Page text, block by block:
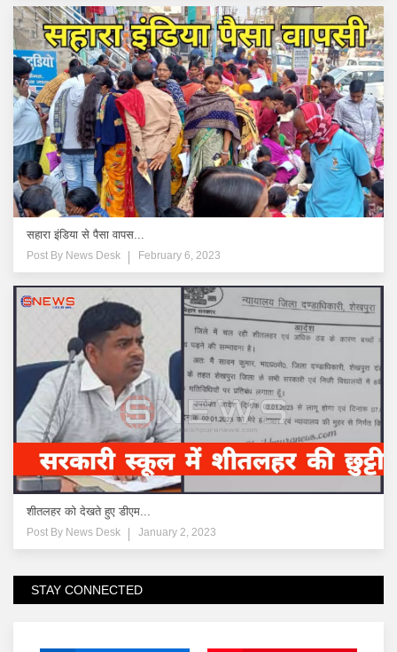
सहारा इंडिया से पैसा वापस...
Post By News Desk February 6, 2023
शीतलहर को देखते हुए डीएम...
Post By News Desk January 2, 2023
STAY CONNECTED